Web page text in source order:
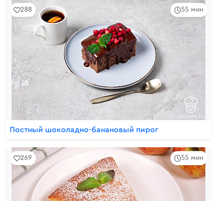
55 мин
288
Постный шоколадно-банановый пирог
55 мин
269